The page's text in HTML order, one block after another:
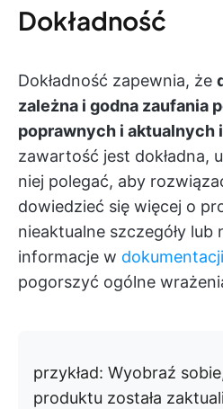
Dokładność
Dokładność zapewnia, że
zależna i godna zaufania
poprawnych i aktualnych
zawartość jest dokładna,
niej polegać, aby
dowiedzieć się więcej o
nieaktualne szczegóły lub
informacje w dokumentacji
pogorszyć ogólne
przykład: Wyobraź
produktu została